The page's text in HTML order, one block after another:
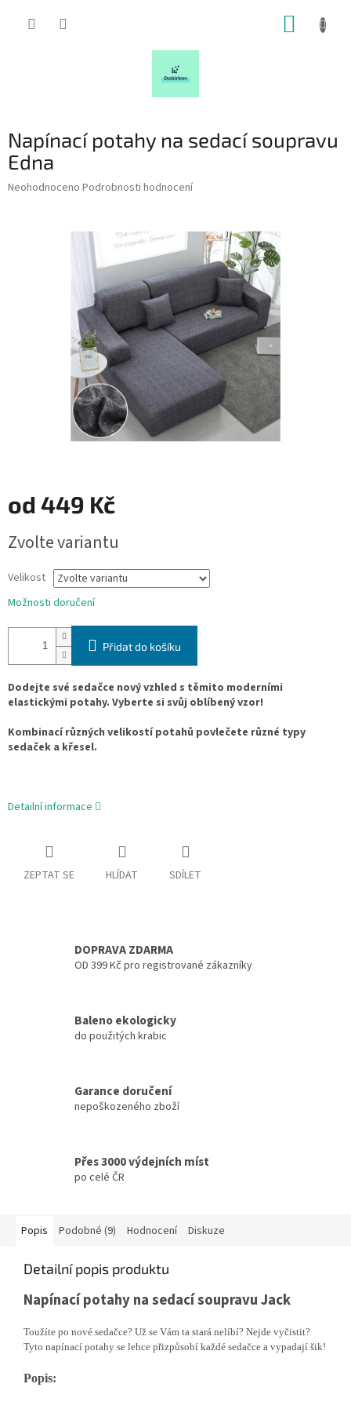
Napínací potahy na sedací soupravu
Edna
Průměrné
Neohodnoceno Podrobnosti hodnocení
od 449 Kč
cena:
Zvolte variantu
Velikost
Možnosti doručení
Přidat do košíku
Dodejte své sedačce nový vzhled s těmito moderními
elastickými potahy. Vyberte si svůj oblíbený vzor!
Kombinací různých velikostí potahů povlečete různé typy
sedaček a křesel.
Detailní informace
ZEPTAT SE HLÍDAT SDÍLET
DOPRAVA ZDARMA
OD 399 Kč pro registrované zákazníky
Baleno ekologicky
do použitých krabic
Garance doručení
nepoškozeného zboží
Přes 3000 výdejních míst
po celé ČR
Popis Podobné (9) Hodnocení Diskuze
Detailní popis produktu
Napínací potahy na sedací soupravu Jack
Toužíte po nové sedačce? Už se Vám ta stará nelíbí? Nejde vyčistit?
Tyto napínací potahy se lehce přizpůsobí každé sedačce a vypadají šik!
Popis: